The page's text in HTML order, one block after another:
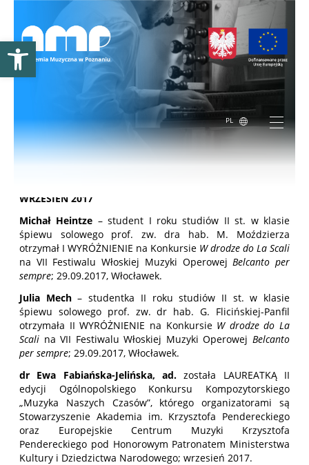
Otwórz pasek narzędzi
PL
WRZESIEŃ 2017
Michał Heintze – student I roku studiów II st. w klasie
śpiewu solowego prof. zw. dra hab. M. Moździerza
otrzymał I WYRÓŻNIENIE na Konkursie W drodze do La Scali
na VII Festiwalu Włoskiej Muzyki Operowej Belcanto per
sempre; 29.09.2017, Włocławek.
Julia Mech– studentka II roku studiów II st. w klasie
śpiewu solowego prof. zw. dr hab. G. Flicińskiej-Panfil
otrzymała II WYRÓŻNIENIE na Konkursie W drodze do La
Scali na VII Festiwalu Włoskiej Muzyki Operowej Belcanto
per sempre; 29.09.2017, Włocławek.
dr Ewa Fabiańska-Jelińska, ad. została LAUREATKĄ II
edycji Ogólnopolskiego Konkursu Kompozytorskiego
„Muzyka Naszych Czasów”, którego organizatorami są
Stowarzyszenie Akademia im. Krzysztofa Pendereckiego
oraz Europejskie Centrum Muzyki Krzysztofa
Pendereckiego pod Honorowym Patronatem Ministerstwa
Kultury i Dziedzictwa Narodowego; wrzesień 2017.